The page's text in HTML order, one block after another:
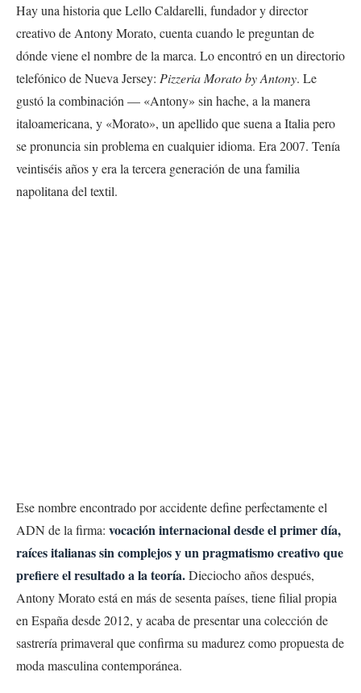
Hay una historia que Lello Caldarelli, fundador y director
creativo de Antony Morato, cuenta cuando le preguntan de
dónde viene el nombre de la marca. Lo encontró en un directorio
telefónico de Nueva Jersey: Pizzeria Morato by Antony. Le
gustó la combinación — «Antony» sin hache, a la manera
italoamericana, y «Morato», un apellido que suena a Italia pero
se pronuncia sin problema en cualquier idioma. Era 2007. Tenía
veintiséis años y era la tercera generación de una familia
napolitana del textil.
Ese nombre encontrado por accidente define perfectamente el
ADN de la firma: vocación internacional desde el primer día,
raíces italianas sin complejos y un pragmatismo creativo que
prefiere el resultado a la teoría.Dieciocho años después,
Antony Morato está en más de sesenta países, tiene filial propia
en España desde 2012, y acaba de presentar una colección de
sastrería primaveral que confirma su madurez como propuesta de
moda masculina contemporánea.